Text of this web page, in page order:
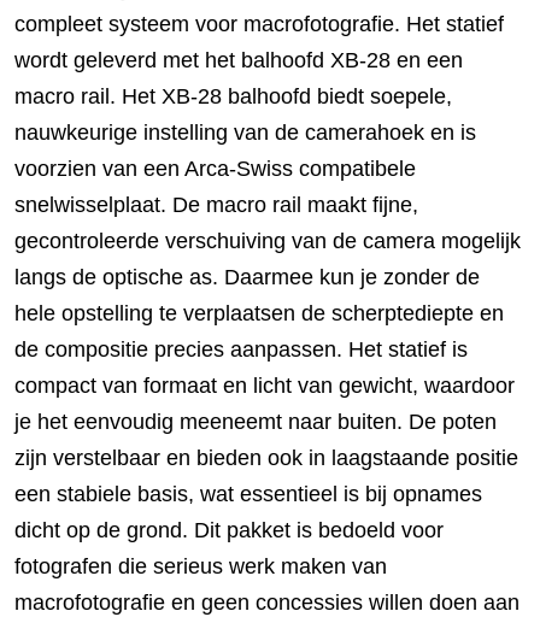
compleet systeem voor macrofotografie. Het statief
wordt geleverd met het balhoofd XB-28 en een
macro rail. Het XB-28 balhoofd biedt soepele,
nauwkeurige instelling van de camerahoek en is
voorzien van een Arca-Swiss compatibele
snelwisselplaat. De macro rail maakt fijne,
gecontroleerde verschuiving van de camera mogelijk
langs de optische as. Daarmee kun je zonder de
hele opstelling te verplaatsen de scherptediepte en
de compositie precies aanpassen. Het statief is
compact van formaat en licht van gewicht, waardoor
je het eenvoudig meeneemt naar buiten. De poten
zijn verstelbaar en bieden ook in laagstaande positie
een stabiele basis, wat essentieel is bij opnames
dicht op de grond. Dit pakket is bedoeld voor
fotografen die serieus werk maken van
macrofotografie en geen concessies willen doen aan